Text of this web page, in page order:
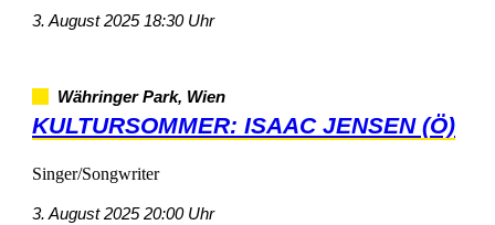
3.August202518:30Uhr
WähringerPark,Wien
KULTURSOMMER:ISAACJENSEN(Ö)
Singer/Songwriter
3.August202520:00Uhr